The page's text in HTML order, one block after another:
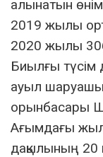
алынатын
2019 жылы
2020 жылы
Биылғы түсім
ауыл
орынбасары
Ағымдағы
дақылының 20